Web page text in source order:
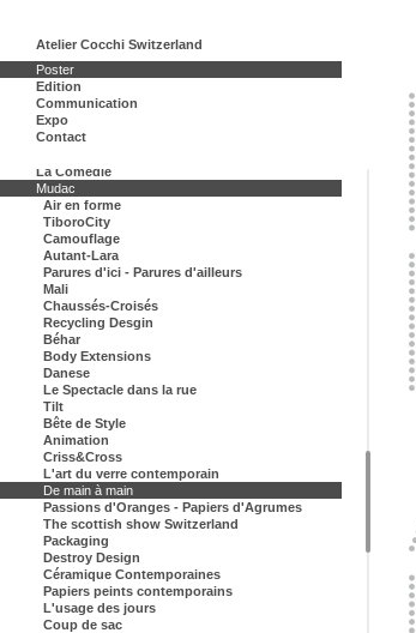
Atelier Cocchi Switzerland
Poster
Edition
Communication
Expo
Contact
Anatome
DVA architecture
Ecole d'ingénieurs et d'architectes, Fribourg
Ensemble Vocal Lausanne
Festival culturel japonais
Festival de Danse Lausanne
Fonds des Arts Plastiques
La Comédie
Mudac
Air en forme
TiboroCity
Camouflage
Autant-Lara
Parures d'ici - Parures d'ailleurs
Mali
Chaussés-Croisés
Recycling Desgin
Béhar
Body Extensions
Danese
Le Spectacle dans la rue
Tilt
Bête de Style
Animation
Criss&Cross
L'art du verre contemporain
De main à main
Passions d'Oranges - Papiers d'Agrumes
The scottish show Switzerland
Packaging
Destroy Design
Céramique Contemporaines
Papiers peints contemporains
L'usage des jours
Coup de sac